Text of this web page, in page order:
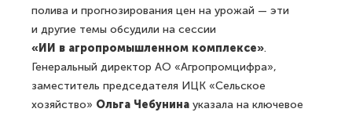
полива и прогнозирования цен на урожай — эти
и другие темы обсудили на сессии
«ИИ в агропромышленном комплексе».
Генеральный директор АО «Агропромцифра»,
заместитель председателя ИЦК «Сельское
хозяйство» Ольга Чебунина указала на ключевое